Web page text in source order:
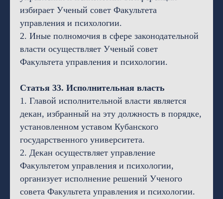
избирает Ученый совет Факультета
управления и психологии.
2. Иные полномочия в сфере законодательной
власти осуществляет Ученый совет
Факультета управления и психологии.
Статья 33. Исполнительная власть
1. Главой исполнительной власти является
декан, избранный на эту должность в порядке,
установленном уставом Кубанского
государственного университета.
2. Декан осуществляет управление
Факультетом управления и психологии,
организует исполнение решений Ученого
совета Факультета управления и психологии.